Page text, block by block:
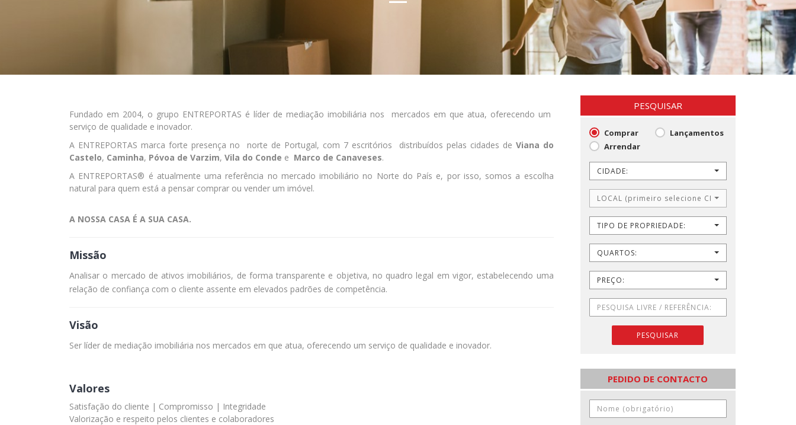
Fundado em 2004, o grupo ENTREPORTAS é líder de mediação imobiliária nos mercados em que atua, oferecendo um
serviço de qualidade e inovador.
A ENTREPORTAS marca forte presença no norte de Portugal, com 7 escritórios distribuídos pelas cidades de Viana do
Castelo, Caminha, Póvoa de Varzim, Vila do Conde e Marco de Canaveses.
A ENTREPORTAS® é atualmente uma referência no mercado imobiliário no Norte do País e, por isso, somos a escolha
natural para quem está a pensar comprar ou vender um imóvel.
A NOSSA CASA É A SUA CASA.
Missão
Analisar o mercado de ativos imobiliários, de forma transparente e objetiva, no quadro legal em vigor, estabelecendo uma
relação de confiança com o cliente assente em elevados padrões de competência.
Visão
Ser líder de mediação imobiliária nos mercados em que atua, oferecendo um serviço de qualidade e inovador.
Valores
Satisfação do cliente | Compromisso | Integridade
Valorização e respeito pelos clientes e colaboradores
PESQUISAR
Comprar
Lançamentos
Arrendar
CIDADE:
LOCAL (primeiro selecione CIDADE)
TIPO DE PROPRIEDADE:
QUARTOS:
PREÇO:
PESQUISAR
PEDIDO DE CONTACTO